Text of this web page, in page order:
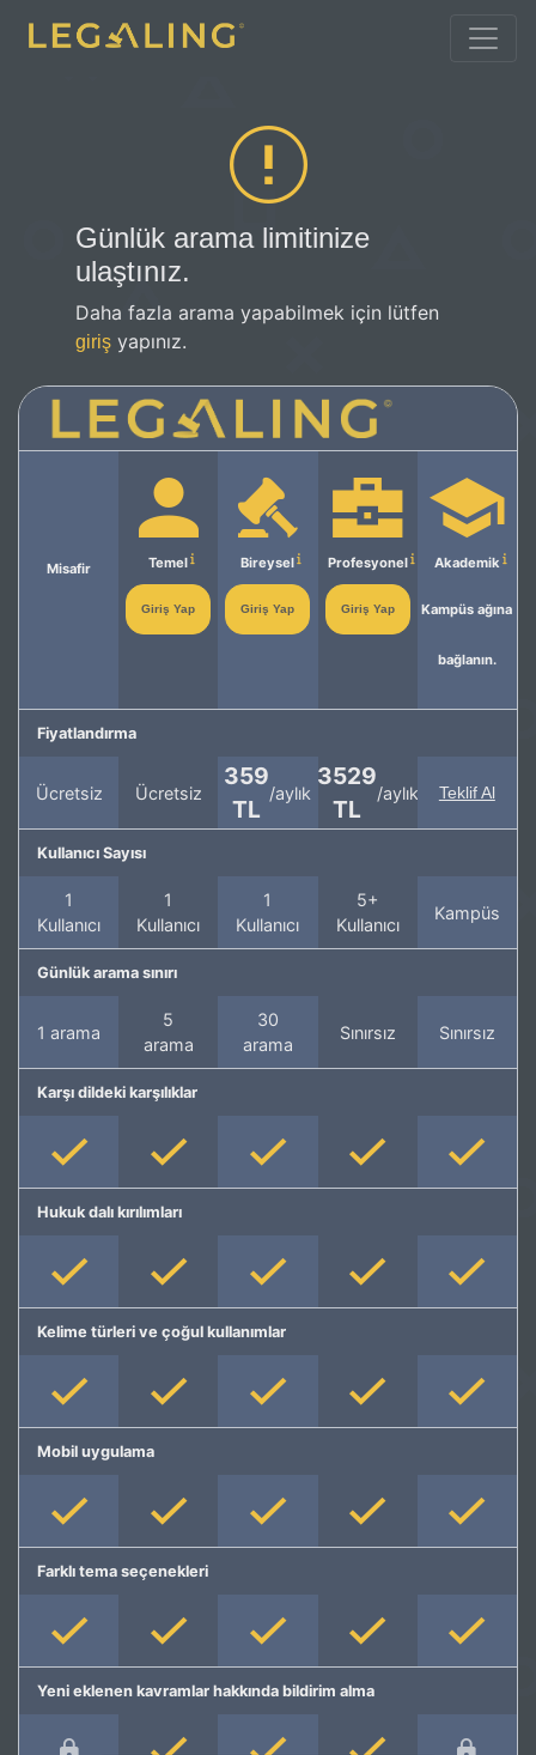
Günlük arama limitinize
ulaştınız.
Daha fazla arama yapabilmek için lütfen
giriş yapınız.
Misafir Temel
Giriş Yap
Bireysel
Giriş Yap
Profesyonel
Giriş Yap
Akademik
Kampüs ağına
bağlanın.
Fiyatlandırma
Ücretsiz Ücretsiz
359
TL
/aylık
3529
TL
/aylık Teklif Al
Kullanıcı Sayısı
1
Kullanıcı
1
Kullanıcı
1
Kullanıcı
5+
Kullanıcı
Kampüs
Günlük arama sınırı
1 arama
5
arama
30
arama
Sınırsız Sınırsız
Karşı dildeki karşılıklar
Hukuk dalı kırılımları
Kelime türleri ve çoğul kullanımlar
Mobil uygulama
Farklı tema seçenekleri
Yeni eklenen kavramlar hakkında bildirim alma